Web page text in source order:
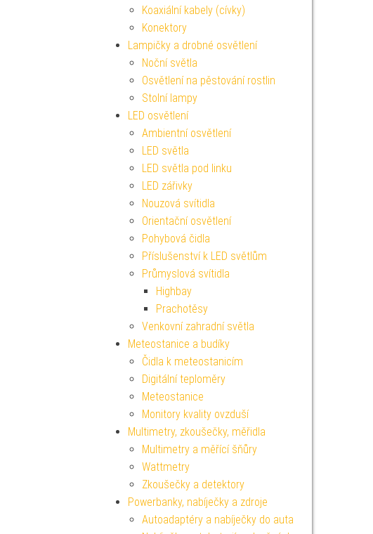
Koaxiální kabely (cívky)
Konektory
Lampičky a drobné osvětlení
Noční světla
Osvětlení na pěstování rostlin
Stolní lampy
LED osvětlení
Ambientní osvětlení
LED světla
LED světla pod linku
LED zářivky
Nouzová svítidla
Orientační osvětlení
Pohybová čidla
Příslušenství k LED světlům
Průmyslová svítidla
Highbay
Prachotěsy
Venkovní zahradní světla
Meteostanice a budíky
Čidla k meteostanicím
Digitální teploměry
Meteostanice
Monitory kvality ovzduší
Multimetry, zkoušečky, měřidla
Multimetry a měřící šňůry
Wattmetry
Zkoušečky a detektory
Powerbanky, nabíječky a zdroje
Autoadaptéry a nabíječky do auta